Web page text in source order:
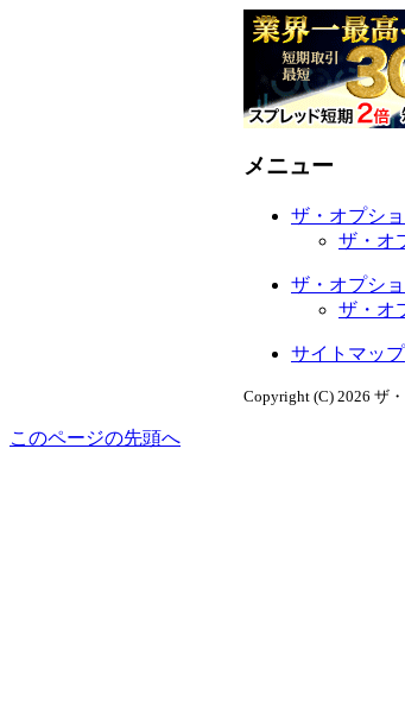
メニュー
ザ・オプシ
ザ・オ
ザ・オプシ
ザ・オ
サイトマップ
Copyright (C) 2026 ザ
このページの先頭へ